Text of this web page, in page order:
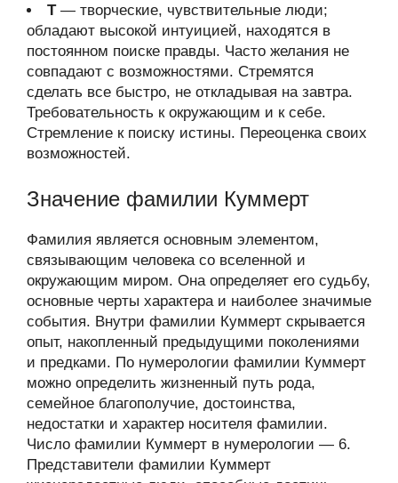
Т— творческие, чувствительные люди;
обладают высокой интуицией, находятся в
постоянном поиске правды. Часто желания не
совпадают с возможностями. Стремятся
сделать все быстро, не откладывая на завтра.
Требовательность к окружающим и к себе.
Стремление к поиску истины. Переоценка своих
возможностей.
Значение фамилии Куммерт
Фамилия является основным элементом,
связывающим человека со вселенной и
окружающим миром. Она определяет его судьбу,
основные черты характера и наиболее значимые
события. Внутри фамилии Куммерт скрывается
опыт, накопленный предыдущими поколениями
и предками. По нумерологии фамилии Куммерт
можно определить жизненный путь рода,
семейное благополучие, достоинства,
недостатки и характер носителя фамилии.
Число фамилии Куммерт в нумерологии — 6.
Представители фамилии Куммерт